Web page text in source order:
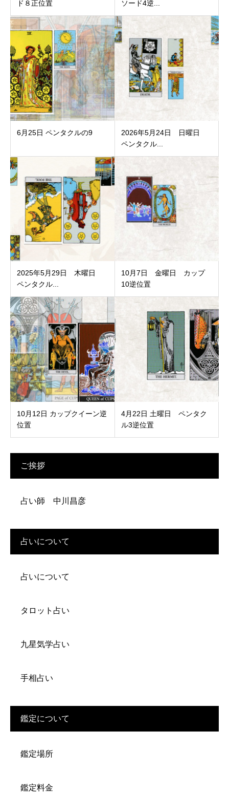
ド８正位置 ソード4逆...
6月25日 ペンタクルの9
2026年5月24日 日曜日
ペンタクル...
2025年5月29日 木曜日
ペンタクル...
10月7日 金曜日 カップ
10逆位置
10月12日 カップクイーン逆
位置
4月22日 土曜日 ペンタク
ル3逆位置
ご挨拶
占い師 中川昌彦
占いについて
占いについて
タロット占い
九星気学占い
手相占い
鑑定について
鑑定場所
鑑定料金